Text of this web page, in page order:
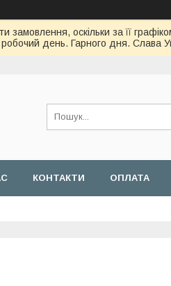
оскільки за її
робочий день. Гарного дня. Слава
КОНТАКТИ ОПЛАТА